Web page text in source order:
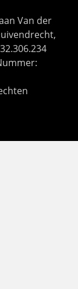
Van der